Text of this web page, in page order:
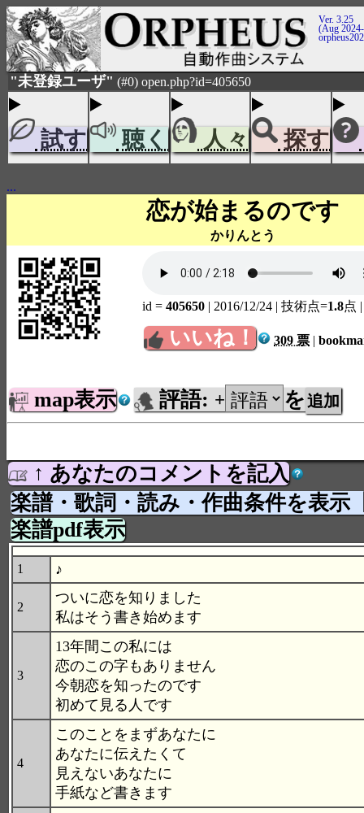
Ver. 3.25
(Aug
"未登録ユーザ" (#0) open.php?id=405650
試す 聴く 人々 探す
...
恋が始まるのです
かりんとう
id = 405650 | 2016/12/24 | 技術点=1.8点
いいね！ 309 票 |
map表示 評語: + を
↑ あなたのコメントを記入
楽譜・歌詞・読み・作曲条件を表示
楽譜pdf表示
1 ♪
2
ついに恋を知りました
私はそう書き始めます
3
13年間この私には
恋のこの字もありません
今朝恋を知ったのです
初めて見る人です
4
このことをまずあなたに
あなたに伝えたくて
見えないあなたに
手紙など書きます